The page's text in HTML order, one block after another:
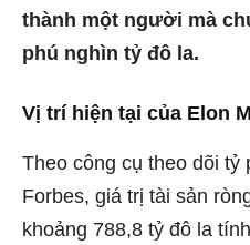
thành một người mà
phú nghìn tỷ đô la.
Vị trí hiện tại của Elon
Theo công cụ theo dõi
Forbes, giá trị tài sản
khoảng 788,8 tỷ đô la